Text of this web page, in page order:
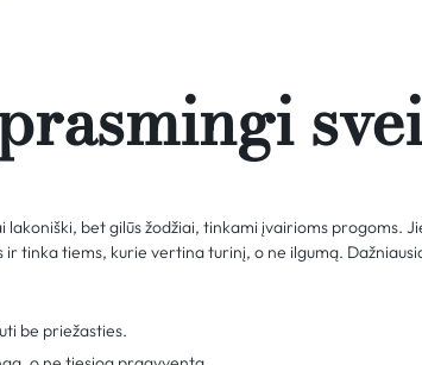
lakoniški, bet gilūs žodžiai, tinkami įvairioms progoms.
ir tinka tiems, kurie vertina turinį, o ne ilgumą.
be priežasties.